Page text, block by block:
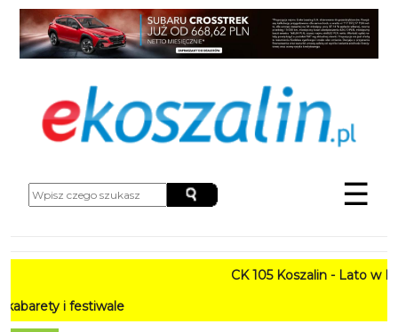
☰
CK 105 Koszalin - Lato w Mieście
festiwale